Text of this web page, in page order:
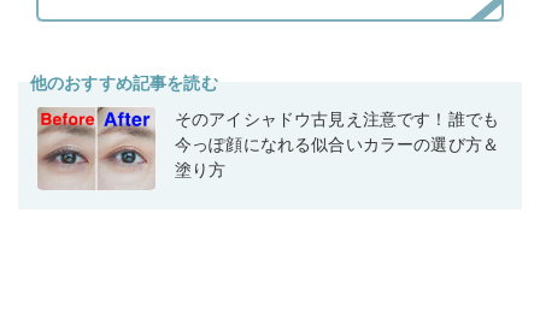
他のおすすめ記事を読む
そのアイシャドウ古見え注意です！誰でも
今っぽ顔になれる似合いカラーの選び方＆
塗り方